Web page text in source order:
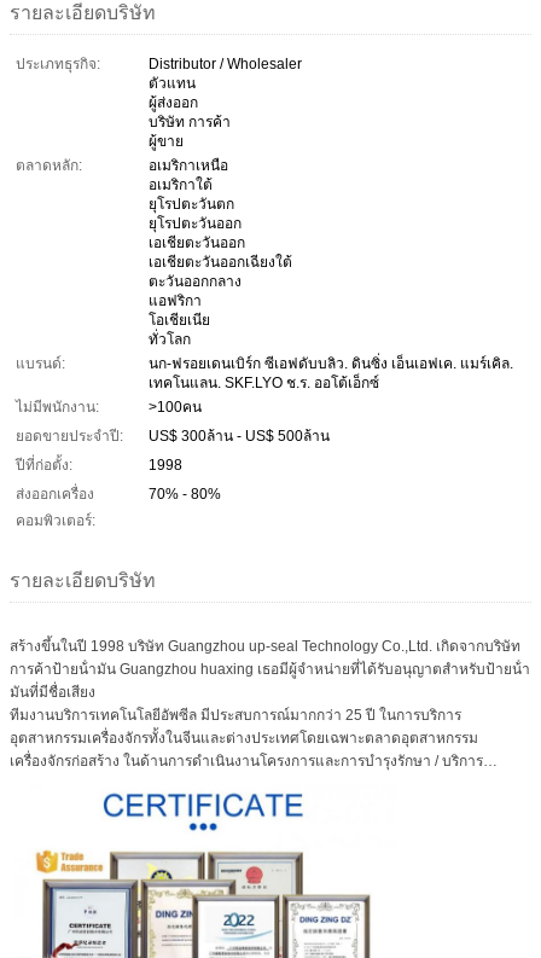
รายละเอียดบริษัท
ประเภทธุรกิจ:
Distributor / Wholesaler
ตัวแทน
ผู้ส่งออก
บริษัท การค้า
ผู้ขาย
ตลาดหลัก:
อเมริกาเหนือ
อเมริกาใต้
ยุโรปตะวันตก
ยุโรปตะวันออก
เอเชียตะวันออก
เอเชียตะวันออกเฉียงใต้
ตะวันออกกลาง
แอฟริกา
โอเชียเนีย
ทั่วโลก
แบรนด์:
นก-ฟรอยเดนเบิร์ก ซีเอฟดับบลิว. ดินซิ่ง เอ็นเอฟเค. แมร์เคิล.
เทคโนแลน. SKF.LYO ช.ร. ออโต้เอ็กซ์
ไม่มีพนักงาน:
>100คน
ยอดขายประจำปี:
US$ 300ล้าน - US$ 500ล้าน
ปีที่ก่อตั้ง:
1998
ส่งออกเครื่อง
คอมพิวเตอร์:
70% - 80%
รายละเอียดบริษัท
สร้างขึ้นในปี 1998 บริษัท Guangzhou up-seal Technology Co.,Ltd. เกิดจากบริษัท
การค้าป้ายน้ํามัน Guangzhou huaxing เธอมีผู้จําหน่ายที่ได้รับอนุญาตสําหรับป้ายน้ํา
มันที่มีชื่อเสียง
ทีมงานบริการเทคโนโลยีอัพซีล มีประสบการณ์มากกว่า 25 ปี ในการบริการ
อุตสาหกรรมเครื่องจักรทั้งในจีนและต่างประเทศโดยเฉพาะตลาดอุตสาหกรรม
เครื่องจักรก่อสร้าง ในด้านการดําเนินงานโครงการและการบํารุงรักษา / บริการ
เรามีมากกว่า 25 ปีของการปิดคําตอบ, ฯลฯจากความต้องการของลูกค้า, ยืนยันในการ
พัฒนาอาชีพของปริมาณน้ํามันและกลายเป็นทางเลือกที่ดีที่สุดในตลาดเป็นนโยบาย
คุณภาพ, ตลอดเวลาและมั่นคงการจัดจําหน่ายเครื่องจักรเจาะ molding, เครื่องจักร
forgings,ไฮดรอลิกซิลินเดอร์, เครื่องจักรการเหมืองแร่, เครื่องจักรกลวิศวกรรม
เครื่องจักรบิน, เครื่องจักรยานทางเรือ และอุตสาหกรรมอื่น ๆ ให้ผลิตภัณฑ์และบริการ
ทางเทคนิคที่มีคุณภาพสูง
หลังจากหลายปีของการพัฒนา กวางโจว up.seal technology co.ltd มีลูกค้าทั่วโลก